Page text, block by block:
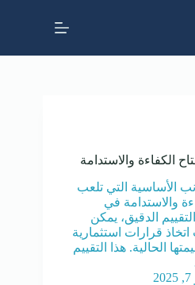
الكفاءة والاستدامة
الأساسية التي تلعب
والاستدامة في
الدقيق، يمكن
قرارات استثمارية
الحالية. هذا التقييم